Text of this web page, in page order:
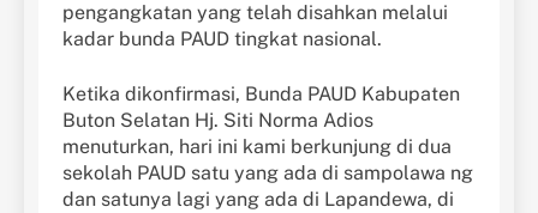
pengangkatan yang telah disahkan melalui
kadar bunda PAUD tingkat nasional.
Ketika dikonfirmasi, Bunda PAUD Kabupaten
Buton Selatan Hj. Siti Norma Adios
menuturkan, hari ini kami berkunjung di dua
sekolah PAUD satu yang ada di sampolawa ng
dan satunya lagi yang ada di Lapandewa, di